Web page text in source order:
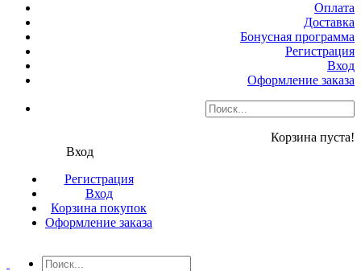
Оплата
Доставка
Бонусная программа
Регистрация
Вход
Оформление заказа
Корзина пуста!
Вход
Регистрация
Вход
Корзина покупок
Оформление заказа